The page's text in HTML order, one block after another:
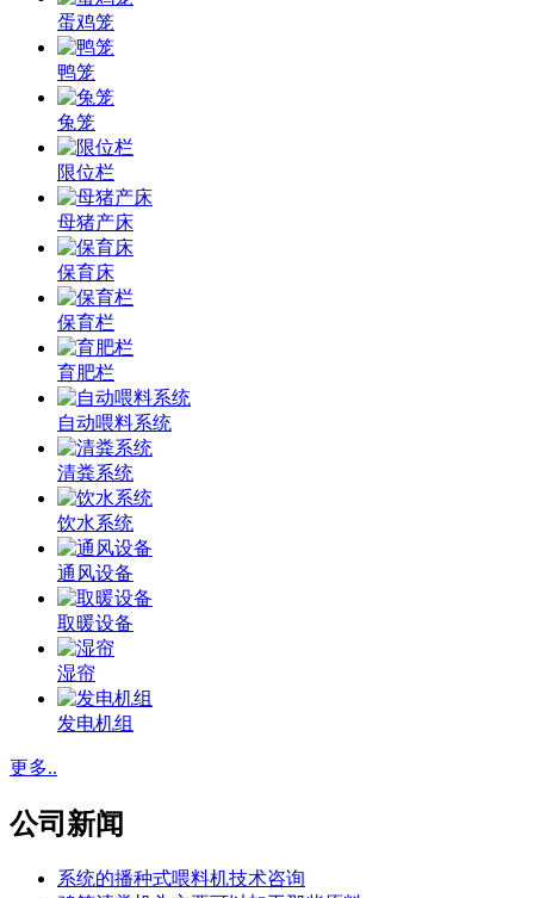
蛋鸡笼
鸭笼
兔笼
限位栏
母猪产床
保育床
保育栏
育肥栏
自动喂料系统
清粪系统
饮水系统
通风设备
取暖设备
湿帘
发电机组
更多..
公司新闻
系统的播种式喂料机技术咨询